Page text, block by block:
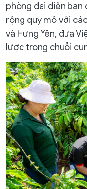
phòng đại diện ban
rộng quy mô với
và Hưng Yên, đưa
lược trong chuỗi